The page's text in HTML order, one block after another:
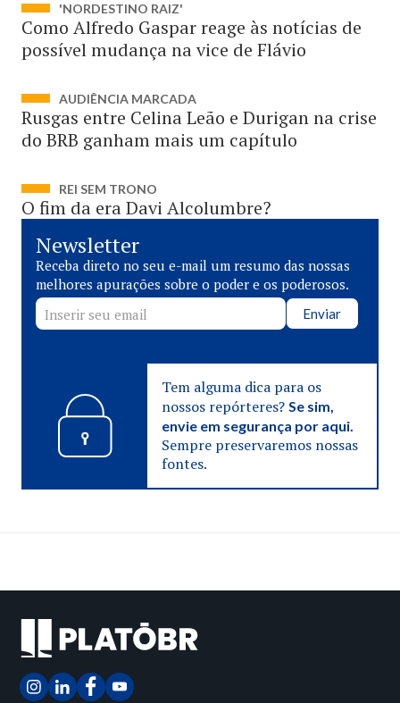
'NORDESTINO RAIZ'
Como Alfredo Gaspar reage às notícias de
possível mudança na vice de Flávio
AUDIÊNCIA MARCADA
Rusgas entre Celina Leão e Durigan na crise
do BRB ganham mais um capítulo
REI SEM TRONO
O fim da era Davi Alcolumbre?
Newsletter
Receba direto no seu e-mail um resumo das nossas
melhores apurações sobre o poder e os poderosos.
Enviar
Tem alguma dica para os
nossos repórteres? Se sim,
envie em segurança por aqui.
Sempre preservaremos nossas
fontes.